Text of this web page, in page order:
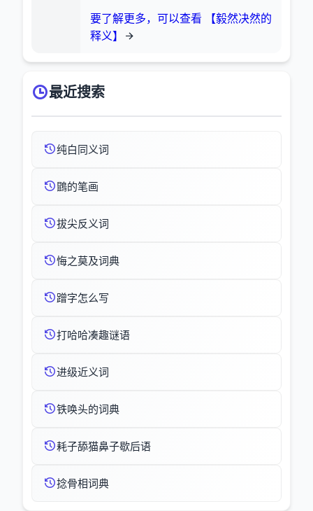
要了解更多，可以查看 【毅然决然的
释义】
最近搜索
纯白同义词
鵾的笔画
拔尖反义词
悔之莫及词典
蹭字怎么写
打哈哈凑趣谜语
进级近义词
铁唤头的词典
耗子舔猫鼻子歇后语
捻骨相词典